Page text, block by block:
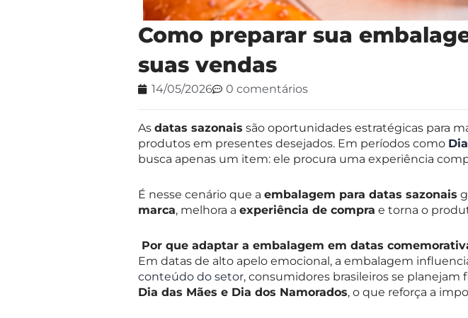
Como preparar sua
suas vendas
14/05/2026 0 comentários
Asdatas sazonais são oportunidades estratégicas para
produtos em presentes desejados. Em períodos como
busca apenas um item: ele procura uma experiência
É nesse cenário que aembalagem para datas sazonais
marca, melhora aexperiência de compra e torna o
Por que adaptar a embalagem em datas
Em datas de alto apelo emocional, a embalagem
conteúdo do setor, consumidores brasileiros se
Dia das Mães e Dia dos Namorados, o que reforça a